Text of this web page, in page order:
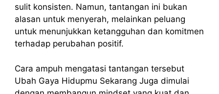
sulit konsisten. Namun, tantangan ini bukan
alasan untuk menyerah, melainkan peluang
untuk menunjukkan ketangguhan dan komitmen
terhadap perubahan positif.
Cara ampuh mengatasi tantangan tersebut
Ubah Gaya Hidupmu Sekarang Juga dimulai